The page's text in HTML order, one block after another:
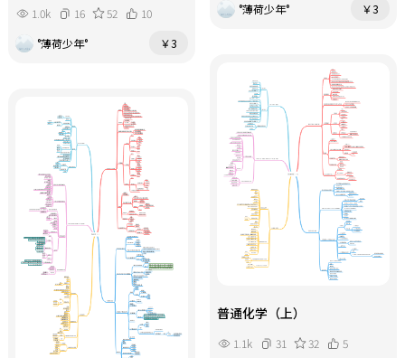
1.0k 16 52
10
°薄荷少年°
￥3
°薄荷少年°
￥3
普通化学（上）
1.1k 31 32
5